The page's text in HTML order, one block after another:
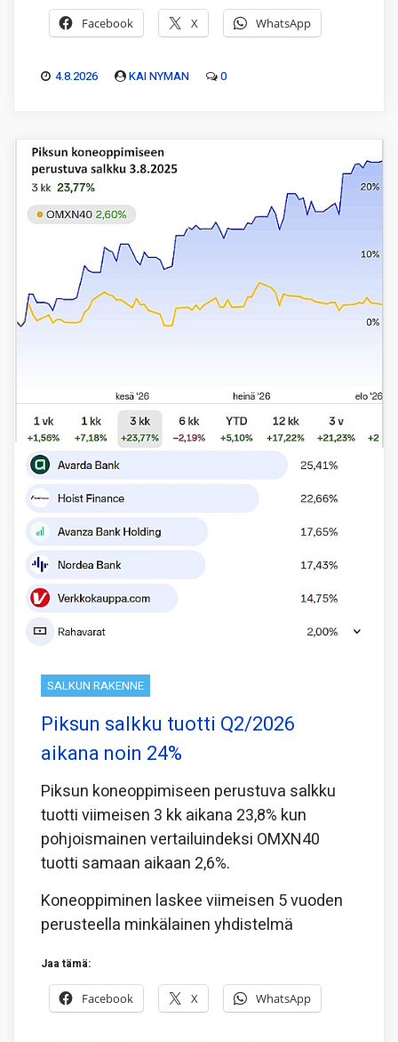
Facebook X WhatsApp
4.8.2026 KAI NYMAN 0
SALKUN RAKENNE
Piksun salkku tuotti Q2/2026
aikana noin 24%
Piksun koneoppimiseen perustuva salkku
tuotti viimeisen 3 kk aikana 23,8% kun
pohjoismainen vertailuindeksi OMXN40
tuotti samaan aikaan 2,6%.
Koneoppiminen laskee viimeisen 5 vuoden
perusteella minkälainen yhdistelmä
Jaa tämä:
Facebook X WhatsApp